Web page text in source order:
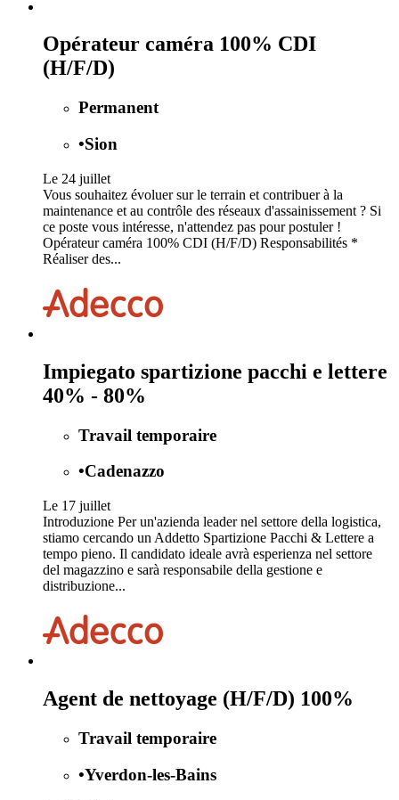
Opérateur caméra 100% CDI
(H/F/D)
Permanent
•Sion
Le 24 juillet
Vous souhaitez évoluer sur le terrain et contribuer à la
maintenance et au contrôle des réseaux d'assainissement ? Si
ce poste vous intéresse, n'attendez pas pour postuler !
Opérateur caméra 100% CDI (H/F/D) Responsabilités *
Réaliser des...
Impiegato spartizione pacchi e lettere
40% - 80%
Travail temporaire
•Cadenazzo
Le 17 juillet
Introduzione Per un'azienda leader nel settore della logistica,
stiamo cercando un Addetto Spartizione Pacchi & Lettere a
tempo pieno. Il candidato ideale avrà esperienza nel settore
del magazzino e sarà responsabile della gestione e
distribuzione...
Agent de nettoyage (H/F/D) 100%
Travail temporaire
•Yverdon-les-Bains